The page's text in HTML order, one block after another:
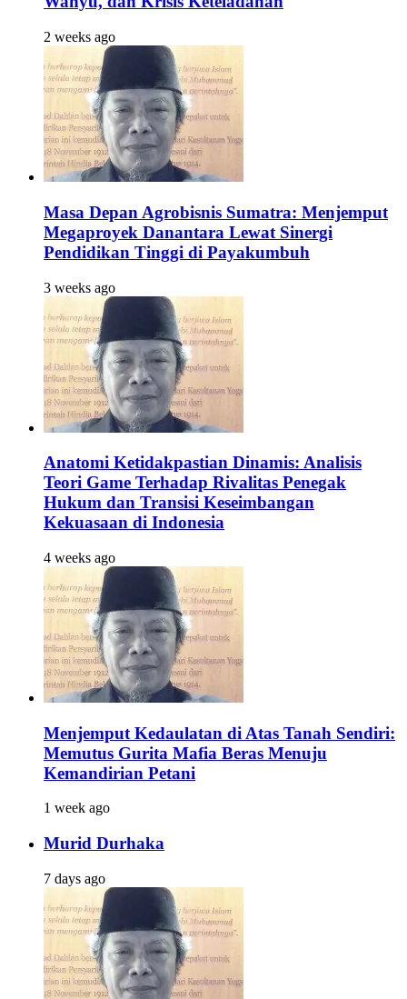
2 weeks ago
Masa Depan Agrobisnis Sumatra: Menjemput
Megaproyek Danantara Lewat Sinergi
Pendidikan Tinggi di Payakumbuh
3 weeks ago
Anatomi Ketidakpastian Dinamis: Analisis
Teori Game Terhadap Rivalitas Penegak
Hukum dan Transisi Keseimbangan
Kekuasaan di Indonesia
4 weeks ago
Menjemput Kedaulatan di Atas Tanah Sendiri:
Memutus Gurita Mafia Beras Menuju
Kemandirian Petani
1 week ago
Murid Durhaka
7 days ago